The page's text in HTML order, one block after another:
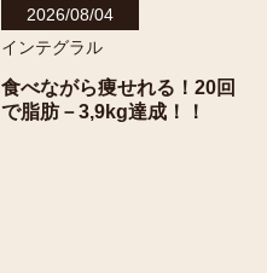
2026/08/04
インテグラル
食べながら痩せれる！20回
で脂肪－3,9kg達成！！